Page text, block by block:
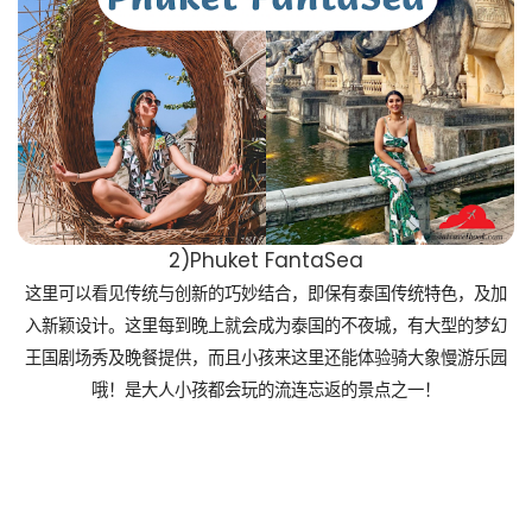
2)Phuket FantaSea
这里可以看见传统与创新的巧妙结合，即保有泰国传统特色，及加
入新颖设计。这里每到晚上就会成为泰国的不夜城，有大型的梦幻
王国剧场秀及晚餐提供，而且小孩来这里还能体验骑大象慢游乐园
哦！是大人小孩都会玩的流连忘返的景点之一！